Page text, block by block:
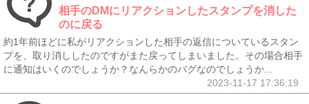
相手のDMにリアクションしたスタンプを消した
のに戻る
約1年前ほどに私がリアクションした相手の返信についているスタン
プを、取り消ししたのですがまた戻ってしまいました。その場合相手
に通知はいくのでしょうか？なんらかのバグなのでしょうか...
2023-11-17 17:36:19